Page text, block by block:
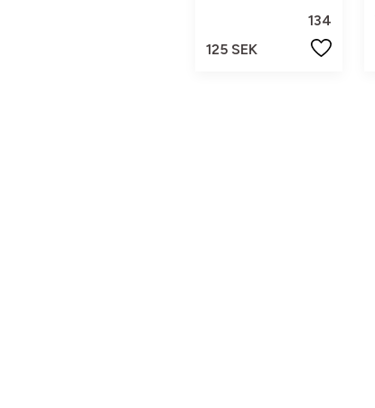
134
125 SEK